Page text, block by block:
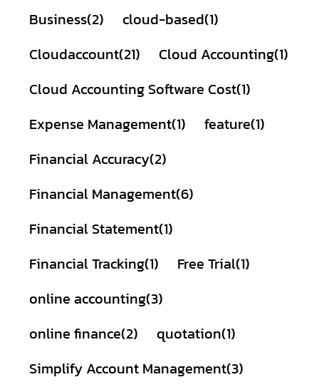
Business(2) cloud-based(1)
Cloudaccount(21) Cloud Accounting(1)
Cloud Accounting Software Cost(1)
Expense Management(1) feature(1)
Financial Accuracy(2)
Financial Management(6)
Financial Statement(1)
Financial Tracking(1) Free Trial(1)
online accounting(3)
online finance(2) quotation(1)
Simplify Account Management(3)